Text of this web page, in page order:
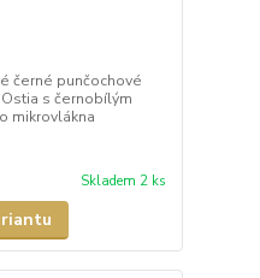
černé punčochové
s černobílým
mikrovlákna
Skladem 2 ks